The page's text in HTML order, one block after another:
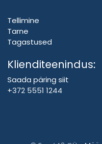
Tellimine
Tarne
Tagastused
Klienditeenindus:
Saada päring siit
+372 5551 1244